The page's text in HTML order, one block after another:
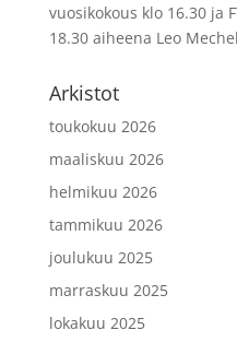
vuosikokous klo 16.30 ja
18.30 aiheena Leo
Arkistot
toukokuu 2026
maaliskuu 2026
helmikuu 2026
tammikuu 2026
joulukuu 2025
marraskuu 2025
lokakuu 2025